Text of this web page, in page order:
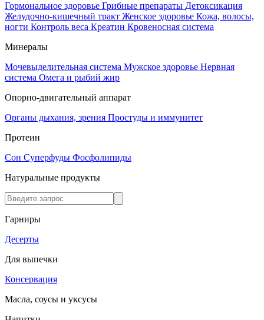
Гормональное здоровье Грибные препараты Детоксикация
Желудочно-кишечный тракт Женское здоровье Кожа, волосы,
ногти Контроль веса Креатин Кровеносная система
Минералы
Мочевыделительная система Мужское здоровье Нервная
система Омега и рыбий жир
Опорно-двигательный аппарат
Органы дыхания, зрения Простуды и иммунитет
Протеин
Сон Суперфуды Фосфолипиды
Натуральные продукты
Гарниры
Десерты
Для выпечки
Консервация
Масла, соусы и уксусы